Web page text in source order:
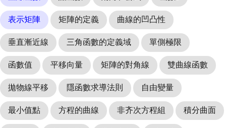
表示矩陣 矩陣的定義 曲線的凹凸性
垂直漸近線 三角函數的定義域 單側極限
函數值 平移向量 矩陣的對角線 雙曲線函數
拋物線平移 隱函數求導法則 自由變量
最小值點 方程的曲線 非齐次方程組 積分曲面